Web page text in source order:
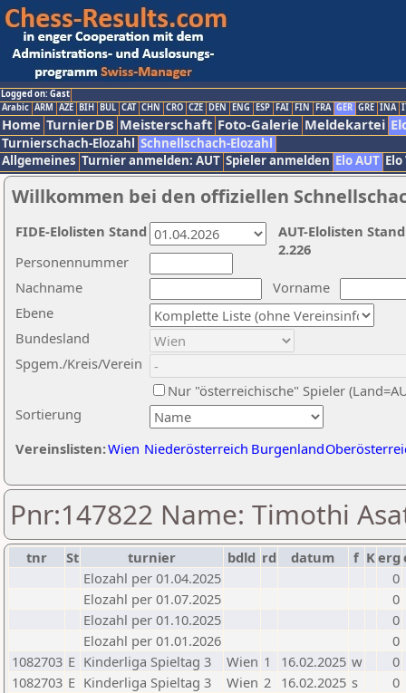
Logged on: Gast
Arabic ARM AZE BIH BUL CAT CHN CRO CZE DEN ENG ESP FAI FIN FRA GER GRE INA
Home TurnierDB Meisterschaft Foto-Galerie Meldekartei
Turnierschach-Elozahl Schnellschach-Elozahl
Allgemeines Turnier anmelden: AUT Spieler anmelden Elo AUT
Willkommen bei den offiziellen
Nachname
Vorname
Ebene
Sortierung
Personennummer
Bundesland
Spgem./Kreis/Verein
Nur "österreichische" Spieler
Vereinslisten:Wien Niederösterreich Burgenland
AUT-Elolisten
2.226
FIDE-Elolisten Stand
Pnr:147822 Name: Timothi
tnr St turnier bdld rd datum f Kerg
Elozahl per 01.04.2025
0
Elozahl per 01.07.2025
0
Elozahl per 01.10.2025
0
Elozahl per 01.01.2026
0
1082703 E Kinderliga Spieltag 3 Wien 1 16.02.2025 w
0
1082703 E Kinderliga Spieltag 3 Wien 2 16.02.2025 s
0